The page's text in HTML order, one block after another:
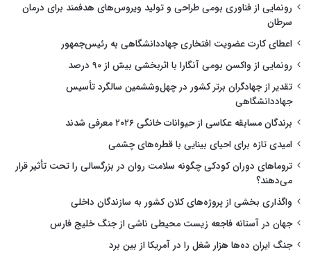
رونمایی از فناوری بومی طراحی و تولید ویروس‌های هدفمند برای درمان
سرطان
اعطای کارت عضویت افتخاری جهاددانشگاهی به رئیس‌جمهور
رونمایی از واکسن بومی آنگارا با اثربخشی بیش از ۹۰ درصد
تقدیر از جهادگران برتر کشور در چهل‌وششمین سالگرد تأسیس
جهاددانشگاهی
برندگان مسابقه عکاسی از حیوانات خانگی ۲۰۲۶ معرفی شدند
امیدی تازه برای احیای بینایی با قطره‌های چشمی
تروماهای دوران کودکی چگونه سلامت روان در بزرگسالی را تحت تأثیر قرار
می‌دهند؟
واگذاری بخشی از پروژه‌های کلان کشور به سازندگان داخلی
جهان در آستانه فاجعه زیست محیطی ناشی از جنگ خلیج فارس
جنگ ایران ده‌ها هزار شغل را در آمریکا از بین برد